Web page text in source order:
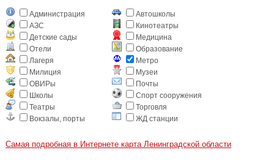
Администрация
Автошколы
АЗС
Кинотеатры
Детские сады
Медицина
Отели
Образование
Лагеря
Метро
Милиция
Музеи
ОВИРы
Почты
Школы
Спорт сооружения
Театры
Торговля
Вокзалы, порты
ЖД станции
Самая подробная в Интернете карта Ленинградской области